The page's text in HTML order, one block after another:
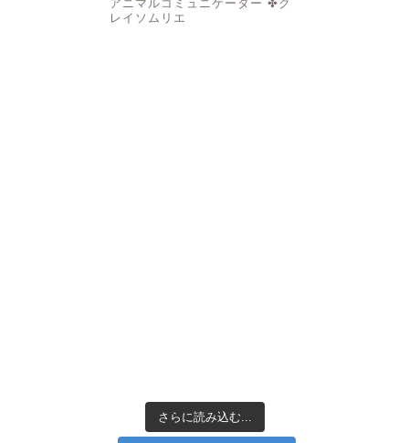
アニマルコミュニケーター ✤ク
レイソムリエ
さらに読み込む...